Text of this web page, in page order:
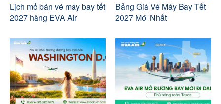
Lịch mở bán vé máy bay tết
2027 hãng EVA Air
Bảng Giá Vé Máy Bay Tết
2027 Mới Nhất